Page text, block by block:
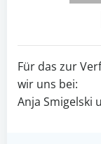
Für das zur
wir uns bei:
Anja Smigelski